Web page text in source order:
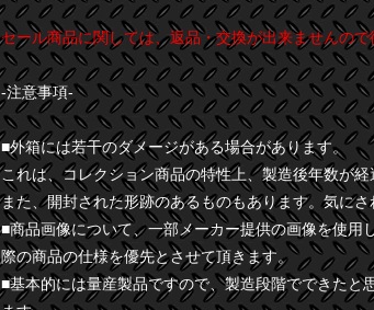
セール商品に関しては、返品・交換が出来ませんの
-注意事項-
■外箱には若干のダメージがある場合があります。
これは、コレクション商品の特性上、製造後年数が
また、開封された形跡のあるものもあります。気に
■商品画像について、一部メーカー提供の画像を使
際の商品の仕様を優先とさせて頂きます。
■基本的には量産製品ですので、製造段階でできたと